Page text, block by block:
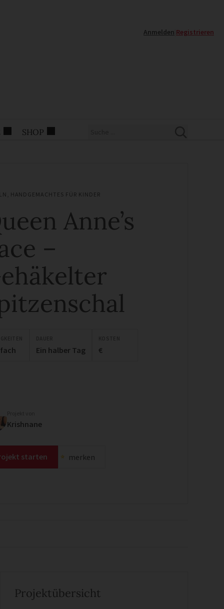
Anmelden Registrieren
SHOP
HANDGEMACHTES FÜR KINDER
Anne’s
–
Ein halber Tag €
Krishnane
starten merken
Projektübersicht